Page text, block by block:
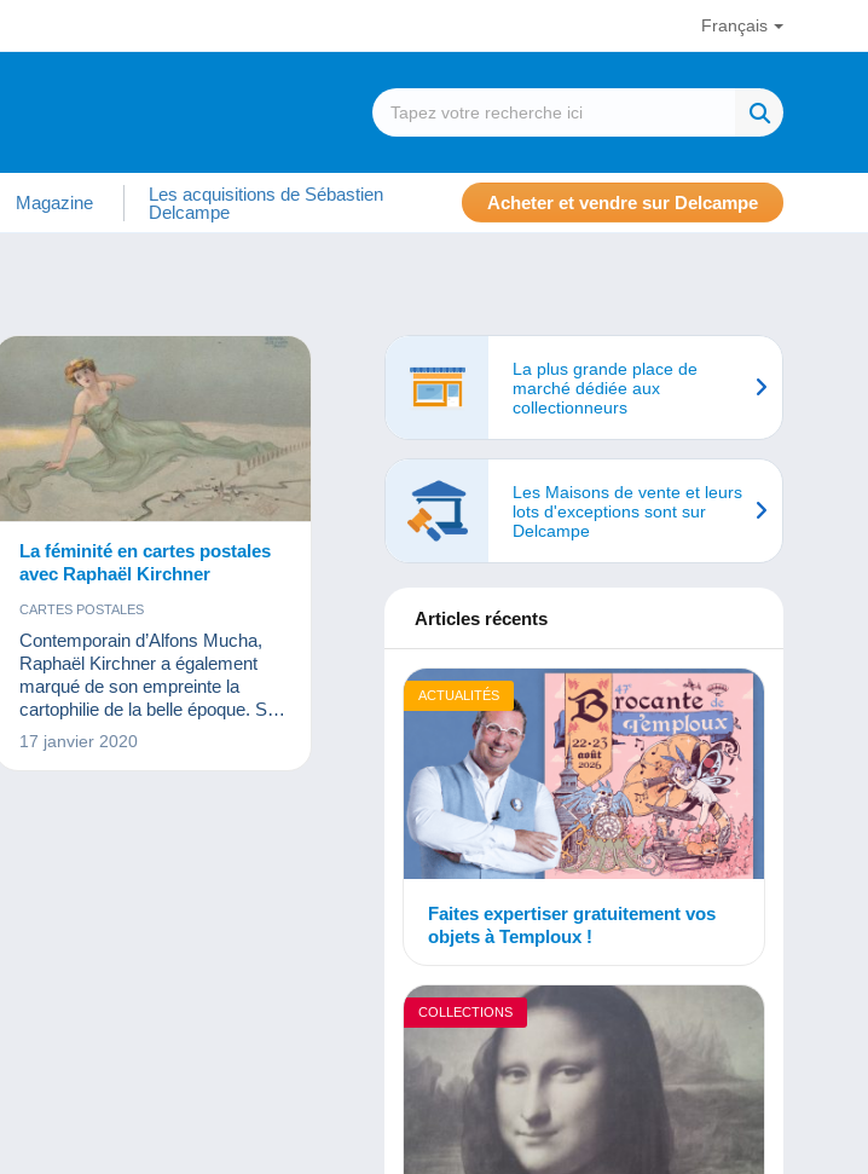
Français
Magazine
Les acquisitions de Sébastien
Delcampe
Acheter et vendre sur Delcampe
La féminité en cartes postales
avec Raphaël Kirchner
CARTES POSTALES
Contemporain d’Alfons Mucha,
Raphaël Kirchner a également
marqué de son empreinte la
cartophilie de la belle époque. Ses
femmes splendides font encore
aujourd’hui la joie des
17 janvier 2020
La plus grande place de
marché dédiée aux
collectionneurs
Les Maisons de vente et leurs
lots d'exceptions sont sur
Delcampe
Articles récents
ACTUALITÉS
Faites expertiser gratuitement vos
objets à Temploux !
COLLECTIONS